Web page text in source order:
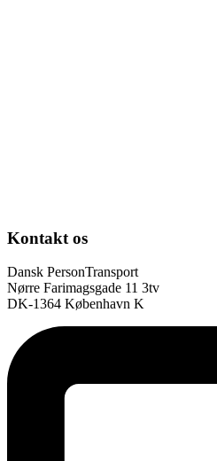
Kontakt os
Dansk PersonTransport
Nørre Farimagsgade 11 3tv
DK-1364 København K